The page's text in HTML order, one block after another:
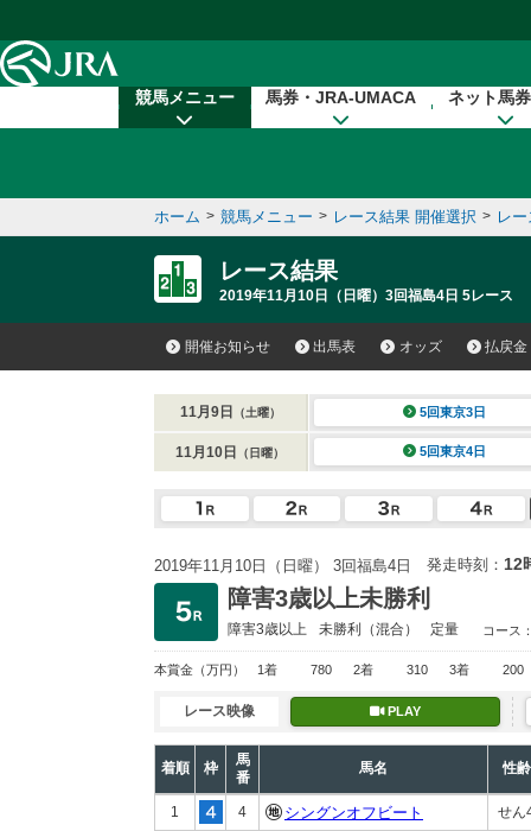
競馬メニュー 馬券・JRA-UMACA ネット馬
ホーム > 競馬メニュー > レース結果 開催選択 > レ
レース結果
2019年11月10日（日曜）3回福島4日 5レース
開催お知らせ 出馬表 オッズ 払戻金
11月9日 （土曜） 5回東京3日
11月10日 （日曜） 5回東京4日
2019年11月10日（日曜） 3回福島4日 発走時刻： 12
障害3歳以上未勝利
障害3歳以上 未勝利 （混合） 定量 コース
本賞金 （万円） 1着 780 2着 310 3着 200
レース映像 PLAY
着順 枠
馬
番
馬名 性齢
1 4 シングンオフビート せん